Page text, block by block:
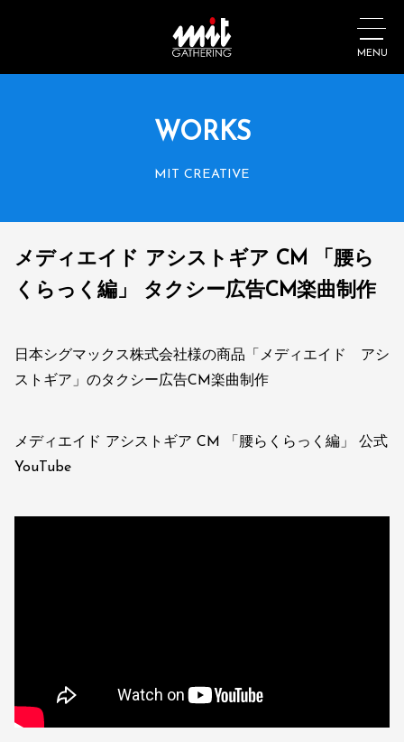
MENU
WORKS
MIT CREATIVE
メディエイド アシストギア CM 「腰ら
くらっく編」 タクシー広告CM楽曲制作
日本シグマックス株式会社様の商品「メディエイド アシ
ストギア」のタクシー広告CM楽曲制作
メディエイド アシストギア CM 「腰らくらっく編」 公式
YouTube